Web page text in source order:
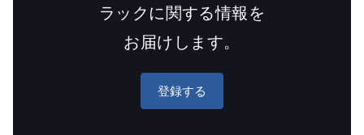
ラックに関する情報を
お届けします。
登録する